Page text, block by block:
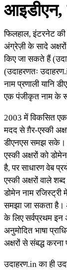
आइडीएन,
फिलहाल, इंटरनेट
अंग्रेज़ी के सादे
किए जा सकते हैं
(उदाहरणतः
नाम प्रणाली यानि
एक पंजीकृत नाम के
2003 में विकसित एक
मदद से ग़ैर-एस्की
डीएनएस समझ सके।
एस्की अक्षरों को
है, पर साधारण वेब
एस्की अक्षरों वाले
डोमेन नाम रजिस्ट्री
समझा जा सकता है।
के लिए सर्वप्रथम इन
अनुमोदित भाषा
अक्षरों से संबद्ध करना
उदाहरण.in का ही